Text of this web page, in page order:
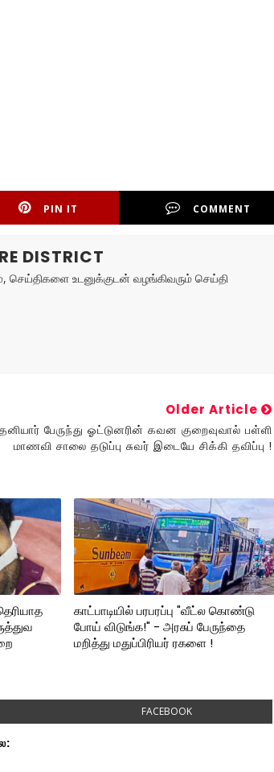
PIN IT COMMENT
DISTRICT
உடனுக்குடன் வழங்கிவரும் செய்தி
Older Article
தனியார் பேருந்து ஓட்டுனரின் கவன குறைவுவால் பள்ளி
மாணவி சாலை தடுப்பு சுவர் இடையே சிக்கி தவிப்பு !
காட்பாடியில் பரபரப்பு "வீட்ல கொண்டு
போய் விடுங்க!" - அரசுப் பேருந்தை
மறித்து மதுப்பிரியர் ரகளை !
FACEBOOK